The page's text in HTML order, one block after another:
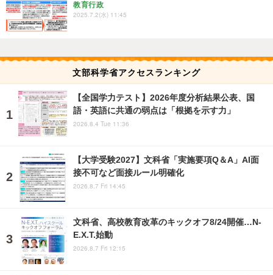
教育行政
2025.7.2(水) 11:45
文部科学省アクセスランキング
【全国学力テスト】2026年度分析結果公表、国
語・英語に共通の弱点は「根拠を示す力」
2026.8.4 Tue 11:36
【大学受験2027】文科省「実施要項Q＆A」AI面
接不可など面接ルール明確化
2026.8.7 Fri 14:45
文科省、高校教育改革のキックオフ8/24開催…N-
E.X.T.始動
2026.8.7 Fri 12:15